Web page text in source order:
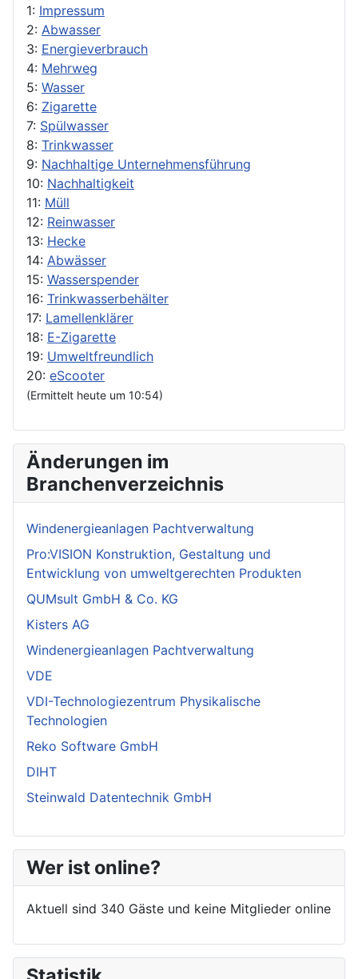
1: Impressum
2: Abwasser
3: Energieverbrauch
4: Mehrweg
5: Wasser
6: Zigarette
7: Spülwasser
8: Trinkwasser
9: Nachhaltige Unternehmensführung
10: Nachhaltigkeit
11: Müll
12: Reinwasser
13: Hecke
14: Abwässer
15: Wasserspender
16: Trinkwasserbehälter
17: Lamellenklärer
18: E-Zigarette
19: Umweltfreundlich
20: eScooter
(Ermittelt heute um 10:54)
Änderungen im
Branchenverzeichnis
Windenergieanlagen Pachtverwaltung
Pro:VISION Konstruktion, Gestaltung und
Entwicklung von umweltgerechten Produkten
QUMsult GmbH & Co. KG
Kisters AG
Windenergieanlagen Pachtverwaltung
VDE
VDI-Technologiezentrum Physikalische
Technologien
Reko Software GmbH
DIHT
Steinwald Datentechnik GmbH
Wer ist online?
Aktuell sind 340 Gäste und keine Mitglieder online